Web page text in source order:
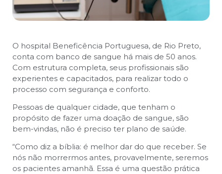
O hospital Beneficência Portuguesa, de Rio Preto,
conta com banco de sangue há mais de 50 anos.
Com estrutura completa, seus profissionais são
experientes e capacitados, para realizar todo o
processo com segurança e conforto.
Pessoas de qualquer cidade, que tenham o
propósito de fazer uma doação de sangue, são
bem-vindas, não é preciso ter plano de saúde.
“Como diz a bíblia: é melhor dar do que receber. Se
nós não morrermos antes, provavelmente, seremos
os pacientes amanhã. Essa é uma questão prática